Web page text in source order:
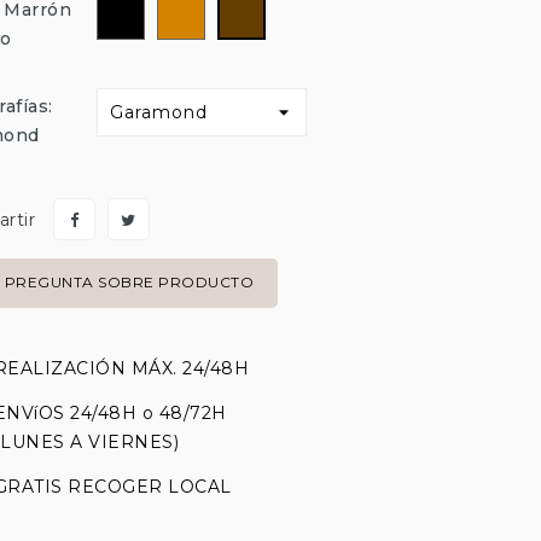
Marrón
Claro Oscuro
PREGUNTA SOBRE PRODUCTO
MÁX. 24/48H
24/48H o 48/72H
A VIERNES)
RECOGER LOCAL